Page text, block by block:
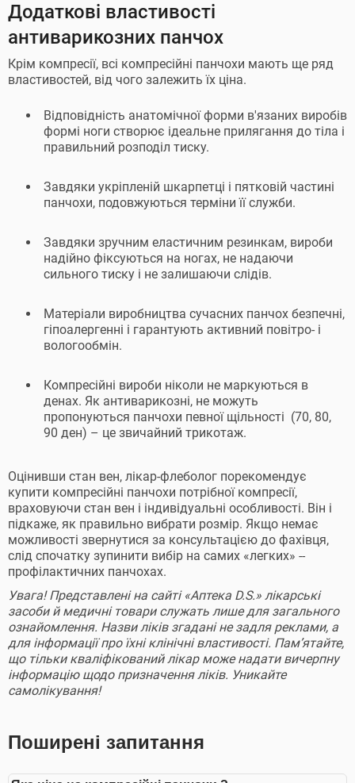
Додаткові властивості
антиварикозних панчох
Крім компресії, всі компресійні панчохи мають ще ряд
властивостей, від чого залежить їх ціна.
Відповідність анатомічної форми в'язаних виробів
формі ноги створює ідеальне прилягання до тіла і
правильний розподіл тиску.
Завдяки укріпленій шкарпетці і пятковій частині
панчохи, подовжуються терміни її служби.
Завдяки зручним еластичним резинкам, вироби
надійно фіксуються на ногах, не надаючи
сильного тиску і не залишаючи слідів.
Матеріали виробництва сучасних панчох безпечні,
гіпоалергенні і гарантують активний повітро- і
вологообмін.
Компресійні вироби ніколи не маркуються в
денах. Як антиварикозні, не можуть
пропонуються панчохи певної щільності (70, 80,
90 ден) – це звичайний трикотаж.
Оцінивши стан вен, лікар-флеболог порекомендує
купити компресійні панчохи потрібної компресії,
враховуючи стан вен і індивідуальні особливості. Він і
підкаже, як правильно вибрати розмір. Якщо немає
можливості звернутися за консультацією до фахівця,
слід спочатку зупинити вибір на самих «легких» --
профілактичних панчохах.
Увага! Представлені на сайті «Аптека D.S.» лікарські
засоби й медичні товари служать лише для загального
ознайомлення. Назви ліків згадані не задля реклами, а
для інформації про їхні клінічні властивості. Пам’ятайте,
що тільки кваліфікований лікар може надати вичерпну
інформацію щодо призначення ліків. Уникайте
самолікування!
Поширені запитання